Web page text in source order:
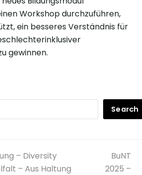
Workshop durchzuführen,
ein besseres Verständnis für
gewinnen.
Search
– Diversity
– Aus Haltung
next
post:
BuNT
2025 –